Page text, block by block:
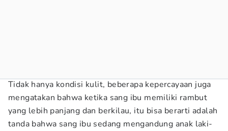
Tidak hanya kondisi kulit, beberapa kepercayaan juga
mengatakan bahwa ketika sang ibu memiliki rambut
yang lebih panjang dan berkilau, itu bisa berarti adalah
tanda bahwa sang ibu sedang mengandung anak laki-